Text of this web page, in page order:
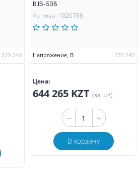
220-240
BJB-50B
Артикул: 1026788
Напряжение, В 220-240
Цена:
644 265 KZT (за шт)
В корзину